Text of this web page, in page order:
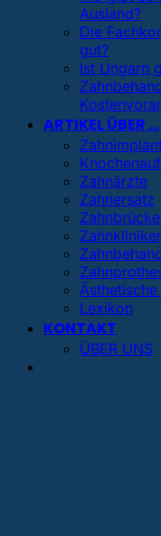
Ausland?
Die
gut?
Ist Ungarn
ARTIKEL ÜBER …
Zahnärzte
Zahnersatz
Lexikon
KONTAKT
ÜBER UNS